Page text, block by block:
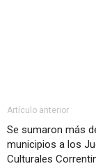
Artículo anterior
Se sumaron más
municipios a los
Culturales